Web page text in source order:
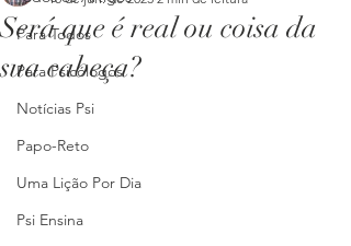
Para Todos
Para Psicólogos
Notícias Psi
Papo-Reto
Uma Lição Por Dia
Psi Ensina
Será que é real ou coisa da
sua cabeça?